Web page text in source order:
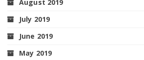
August 2019
July 2019
June 2019
May 2019